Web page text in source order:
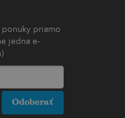
ponuky priamo
jedna e-
Odoberať